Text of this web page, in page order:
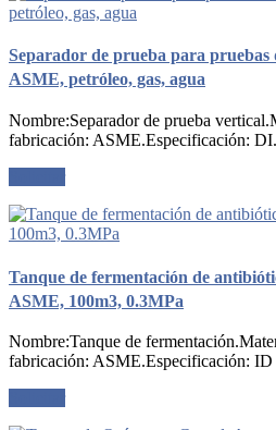
Separador de prueba para pruebas
ASME, petróleo, gas, agua
Nombre:Separador de prueba
fabricación: ASME.Especificación:
Tanque de fermentación de
ASME, 100m3, 0.3MPa
Nombre:Tanque de
fabricación: ASME.Especificación: ID